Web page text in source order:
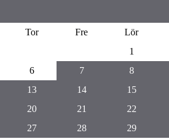
Tor Fre Lör
1
6 7 8
13 14 15
20 21 22
27 28 29